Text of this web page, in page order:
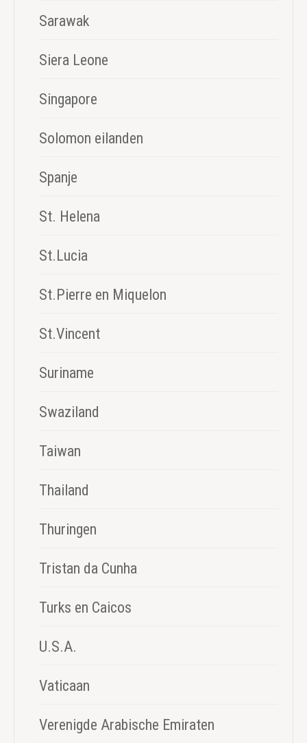
Sarawak
Siera Leone
Singapore
Solomon eilanden
Spanje
St. Helena
St.Lucia
St.Pierre en Miquelon
St.Vincent
Suriname
Swaziland
Taiwan
Thailand
Thuringen
Tristan da Cunha
Turks en Caicos
U.S.A.
Vaticaan
Verenigde Arabische Emiraten